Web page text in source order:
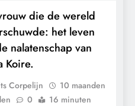
die de wereld
het leven
nalatenschap van
Koire.
Corpelijn
10 maanden
0 16 minuten